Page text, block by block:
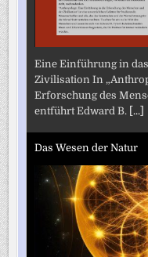
Eine Einführung in
Zivilisation In
Erforschung des
entführt Edward B. [...]
Das Wesen der Natur